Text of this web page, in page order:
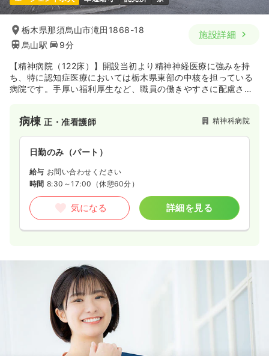
栃木県那須烏山市滝田1868-18
烏山駅
9分
施設詳細
【精神病院（122床）】開設当初より精神神経医療に強みを持
ち、特に認知症医療においては栃木県東部の中核を担っている
病院です。手厚い福利厚生など、職員の働きやすさに配慮され
病棟正・准看護師 精神科病院
日勤のみ（パート）
給与 お問い合わせください
時間 8:30～17:00 （休憩60分）
気になる 詳細を見る